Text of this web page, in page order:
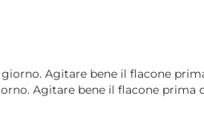
Agitare bene il flacone
Agitare bene il flacone prima